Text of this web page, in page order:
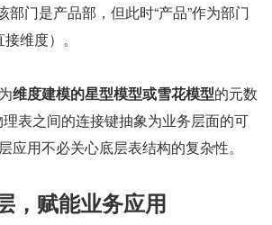
部门是产品部，但此时“产品”作为部门
维度）。
维度建模的星型模型或雪花模型的元数
表之间的连接键抽象为业务层面的可
应用不必关心底层表结构的复杂性。
，赋能业务应用